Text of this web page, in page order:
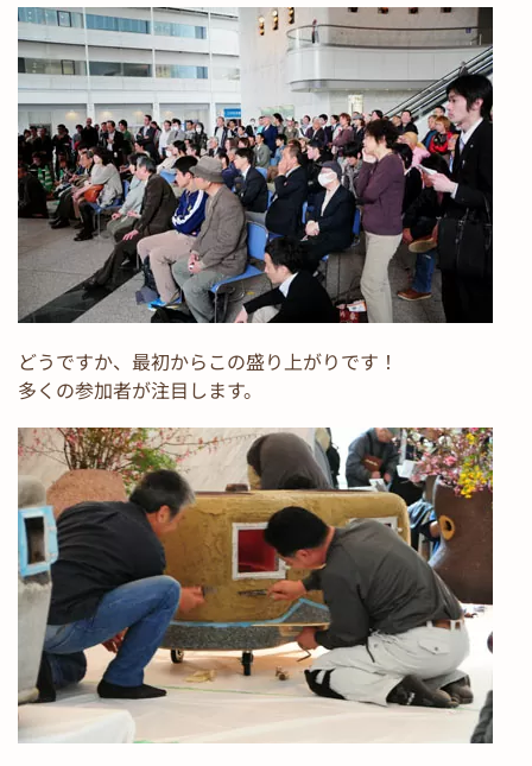
どうですか、最初からこの盛り上がりです！
多くの参加者が注目します。